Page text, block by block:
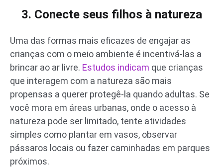
3. Conecte seus filhos à natureza
Uma das formas mais eficazes de engajar as
crianças com o meio ambiente é incentivá-las a
brincar ao ar livre. Estudos indicam que crianças
que interagem com a natureza são mais
propensas a querer protegê-la quando adultas. Se
você mora em áreas urbanas, onde o acesso à
natureza pode ser limitado, tente atividades
simples como plantar em vasos, observar
pássaros locais ou fazer caminhadas em parques
próximos.